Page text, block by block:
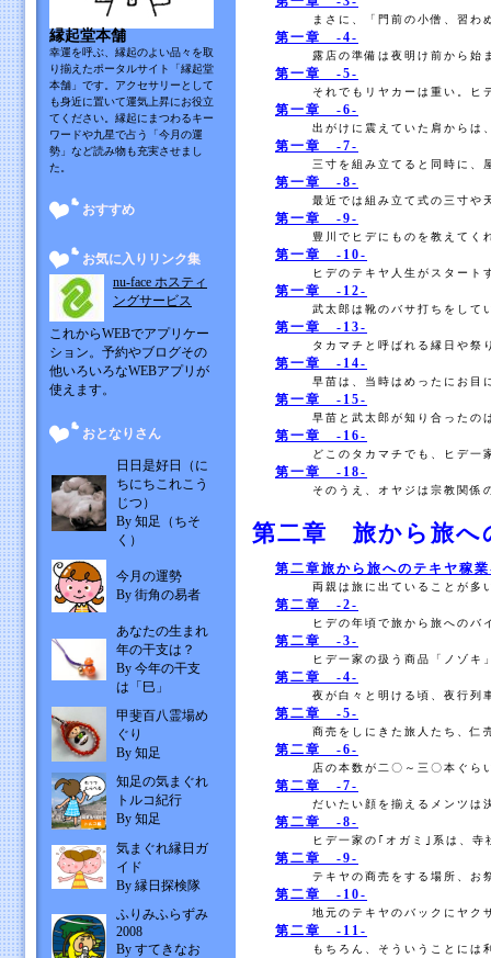
まさに、「門前の小僧、習
第一章 -4-
露店の準備は夜明け前から
第一章 -5-
それでもリヤカーは重い。
第一章 -6-
出がけに震えていた肩から
第一章 -7-
三寸を組み立てると同時に
第一章 -8-
最近では組み立て式の三寸
第一章 -9-
豊川でヒデにものを教えて
第一章 -10-
ヒデのテキヤ人生がスター
第一章 -12-
武太郎は靴のバサ打ちをし
第一章 -13-
タカマチと呼ばれる縁日や
第一章 -14-
早苗は、当時はめったにお
第一章 -15-
早苗と武太郎が知り合った
第一章 -16-
どこのタカマチでも、ヒデ
第一章 -18-
そのうえ、オヤジは宗教関
第二章 旅から旅へ
第二章旅から旅へのテキヤ稼
両親は旅に出ていることが
第二章 -2-
ヒデの年頃で旅から旅への
第二章 -3-
ヒデ一家の扱う商品「ノゾ
第二章 -4-
夜が白々と明ける頃、夜行
第二章 -5-
商売をしにきた旅人たち、
第二章 -6-
店の本数が二〇～三〇本ぐ
第二章 -7-
だいたい顔を揃えるメンツ
第二章 -8-
ヒデ一家の｢オガミ｣系は、
第二章 -9-
テキヤの商売をする場所、
第二章 -10-
地元のテキヤのバックにヤ
第二章 -11-
もちろん、そういうことに
縁起堂本舗
幸運を呼ぶ、縁起のよい品々を取
り揃えたポータルサイト「縁起堂
本舗」です。アクセサリーとして
も身近に置いて運気上昇にお役立
てください。縁起にまつわるキー
ワードや九星で占う「今月の運
勢」など読み物も充実させまし
た。
おすすめ
お気に入りリンク集
nu-face ホスティ
ングサービス
これからWEBでアプリケー
ション。予約やブログその
他いろいろなWEBアプリが
使えます。
おとなりさん
日日是好日（に
ちにちこれこう
じつ）
By 知足（ちそ
く）
今月の運勢
By 街角の易者
あなたの生まれ
年の干支は？
By 今年の干支
は「巳」
甲斐百八霊場め
ぐり
By 知足
知足の気まぐれ
トルコ紀行
By 知足
気まぐれ縁日ガ
イド
By 縁日探検隊
ふりみふらずみ
2008
By すてきなお